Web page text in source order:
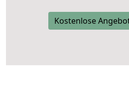
Kostenlose